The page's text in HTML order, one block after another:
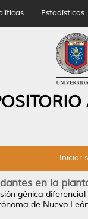
Estadísticas
Iniciar
en la
génica
de Nuevo